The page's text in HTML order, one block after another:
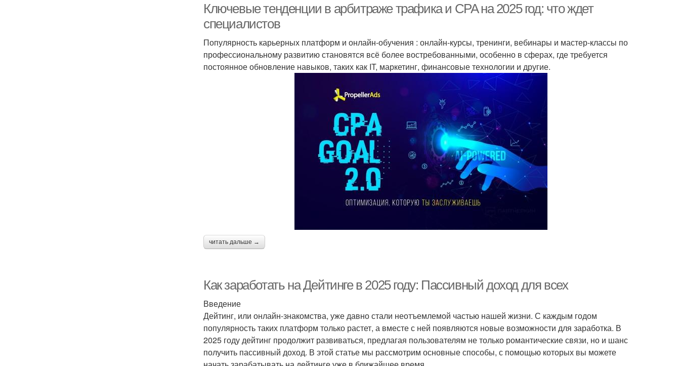
Ключевые тенденции в арбитраже трафика и CPA на 2025 год: что ждет
специалистов
Популярность карьерных платформ и онлайн-обучения : онлайн-курсы, тренинги, вебинары и мастер-классы по
профессиональному развитию становятся всё более востребованными, особенно в сферах, где требуется
постоянное обновление навыков, таких как IT, маркетинг, финансовые технологии и другие.
читать дальше →
Как заработать на Дейтинге в 2025 году: Пассивный доход для всех
Введение
Дейтинг, или онлайн-знакомства, уже давно стали неотъемлемой частью нашей жизни. С каждым годом
популярность таких платформ только растет, а вместе с ней появляются новые возможности для заработка. В
2025 году дейтинг продолжит развиваться, предлагая пользователям не только романтические связи, но и шанс
получить пассивный доход. В этой статье мы рассмотрим основные способы, с помощью которых вы можете